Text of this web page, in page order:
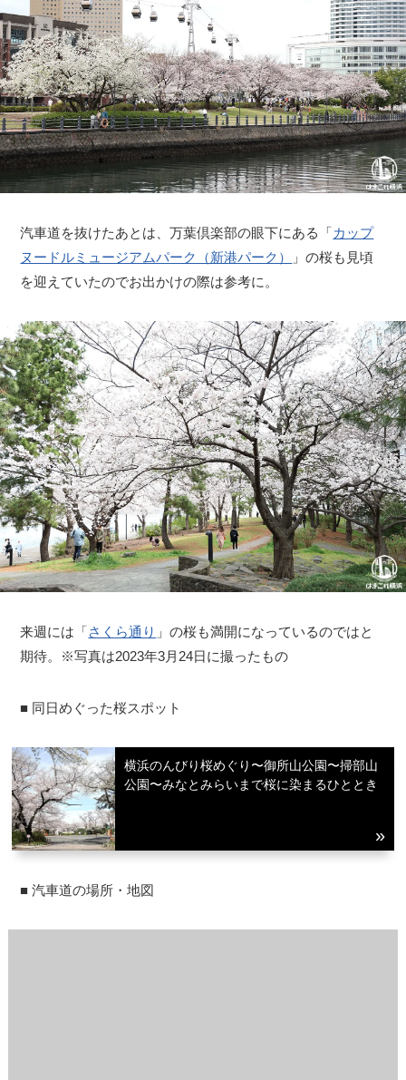
汽車道を抜けたあとは、万葉倶楽部の眼下にある「カップ
ヌードルミュージアムパーク（新港パーク）
」の桜も見頃
を迎えていたのでお出かけの際は参考に。
来週には「さくら通り 」の桜も満開になっているのではと
期待。※写真は2023年3月24日に撮ったもの
■ 同日めぐった桜スポット
横浜のんびり桜めぐり〜御所山公園〜掃部山
公園〜みなとみらいまで桜に染まるひととき
■ 汽車道の場所・地図